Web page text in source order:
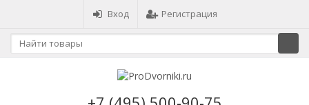
Вход Регистрация